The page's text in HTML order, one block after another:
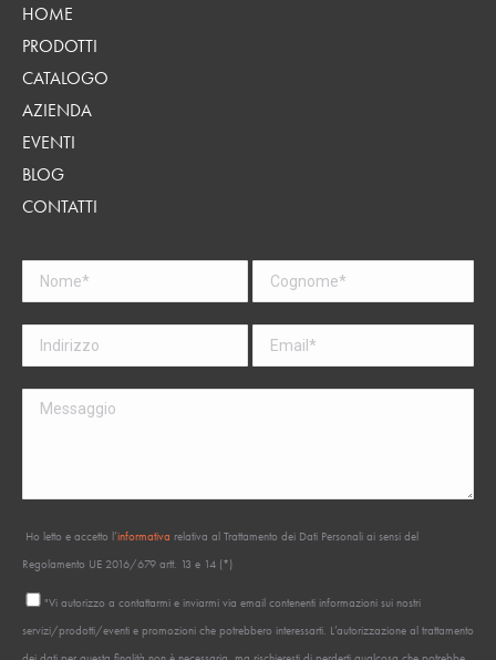
HOME
PRODOTTI
CATALOGO
AZIENDA
EVENTI
BLOG
CONTATTI
Ho letto e accetto l’informativa relativa al Trattamento dei Dati Personali ai sensi del
Regolamento UE 2016/679 artt. 13 e 14 (*)
"Vi autorizzo a contattarmi e inviarmi via email contenenti informazioni sui nostri
servizi/prodotti/eventi e promozioni che potrebbero interessarti. L’autorizzazione al trattamento